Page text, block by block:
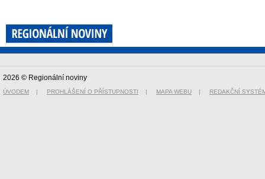
2026 © Regionální noviny
ÚVODEM | PROHLÁŠENÍ O PŘÍSTUPNOSTI | MAPA WEBU | REDAKČNÍ